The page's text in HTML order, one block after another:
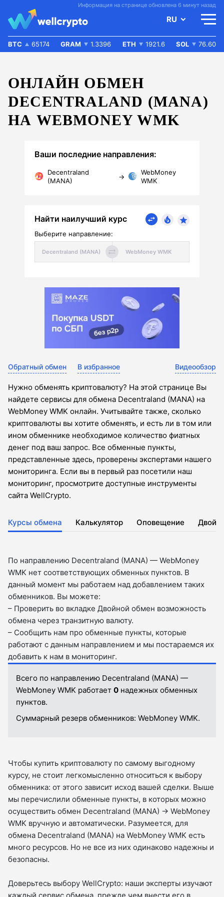
Информация на странице обновлена 6 минут назад
RU
BTC 65174 GRAM 1.3396 ETH 1921.6 SOL 76.60
ОНЛАЙН ОБМЕН
DECENTRALAND (MANA)
НА WEBMONEY WMK
Ваши последние направления:
Decentraland
(MANA)
→
WebMoney
WMK
Найти наилучший курс
Выберите направление:
Обратный обмен В избранное Видеообзор
Нужно обменять криптовалюту? На этой странице Вы
найдете сервисы для обмена Decentraland (MANA) на
WebMoney WMK онлайн. Учитывайте также, сколько
криптовалюты вы хотите обменять, и есть ли в том или
ином обменнике необходимое количество фиатных
денег под ваш запрос. Все обменные пункты,
представленные здесь, проверены экспертами нашего
мониторинга. Если вы в первый раз посетили наш
мониторинг, просмотрите доступные инструменты
сайта WellCrypto.
Курсы обмена Калькулятор Оповещение
По направлению Decentraland (MANA) — WebMoney
WMK нет соответствующих обменных пунктов. В
данный момент мы работаем над добавлением таких
обменников. Вы можете:
– Проверить во вкладкe Двойной обмен возможность
обмена через транзитную валюту.
– Сообщить нам про обменные пункты, которые
работают с данным направлением и мы постараемся их
добавить к нам в мониторинг.
Всего по направлению Decentraland (MANA) —
WebMoney WMK работает 0 надежных обменных
пунктов.
Суммарный резерв обменников: WebMoney WMK.
Чтобы купить криптовалюту по самому выгодному
курсу, не стоит легкомысленно относиться к выбору
обменника: от этого зависит исход вашей сделки. Выше
мы перечислили обменные пункты, в которых можно
осуществить обмен Decentraland (MANA) → WebMoney
WMK вручную и автоматически. Разумеется, для
обмена Decentraland (MANA) на WebMoney WMK есть
много ресурсов. Но не все из них одинаково надежны и
безопасны.
Доверьтесь выбору WellCrypto: наши эксперты изучают